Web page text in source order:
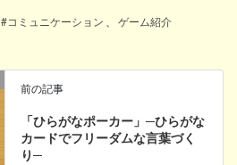
#コミュニケーション 、 ゲーム紹介
前の記事
「ひらがなポーカー」─ひらがな
カードでフリーダムな言葉づく
り─